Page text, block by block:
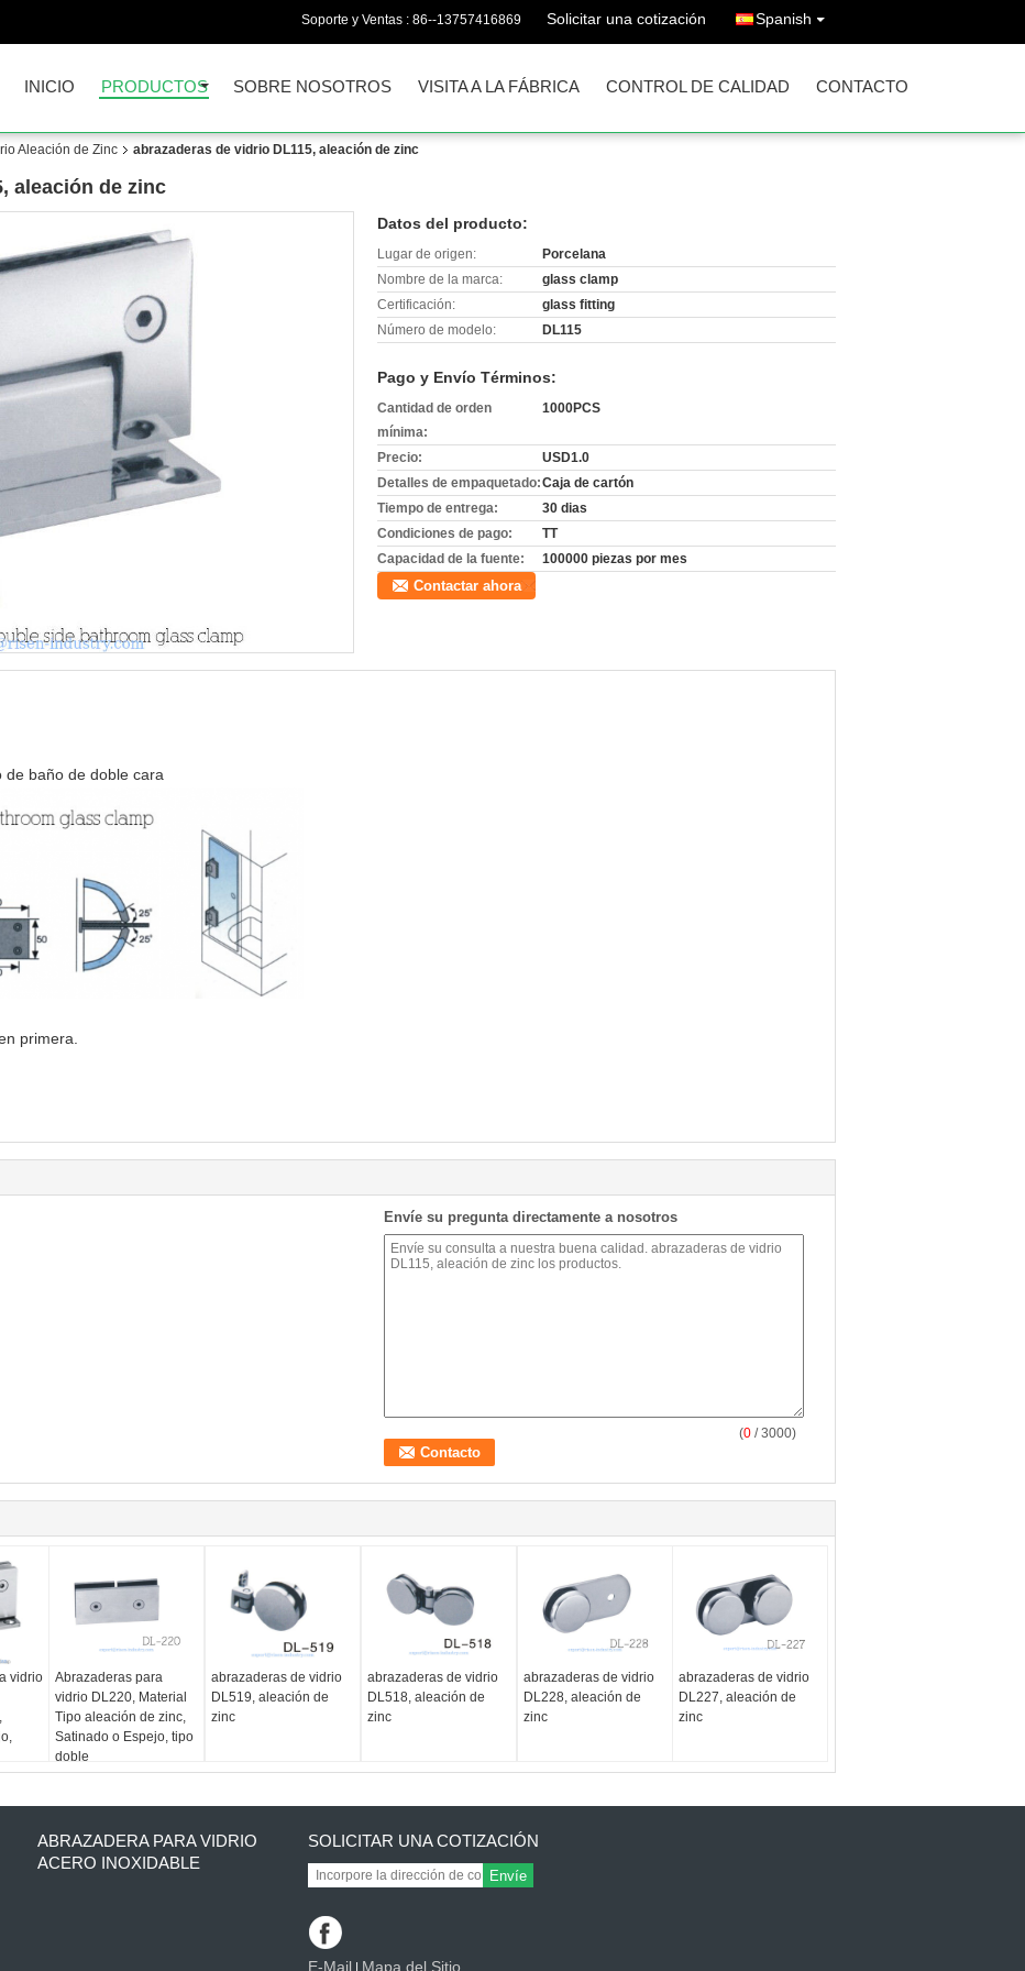
Soporte y Ventas : 86--13757416869 Solicitar una cotización Spanish
INICIO PRODUCTOS SOBRE NOSOTROS VISITA A LA FÁBRICA CONTROL DE CALIDAD CONTACTO
Aleación de Zinc abrazaderas de vidrio DL115, aleación de zinc
aleación de zinc
Datos del producto:
Lugar de origen:
Porcelana
Nombre de la marca:
glass clamp
Certificación:
glass fitting
Número de modelo:
DL115
Pago y Envío Términos:
Cantidad de orden
mínima:
1000PCS
Precio:
USD1.0
Detalles de empaquetado:Caja de cartón
Tiempo de entrega:
30 dias
Condiciones de pago:
TT
Capacidad de la fuente:
100000 piezas por mes
Contactar ahora
baño de doble cara
primera.
Envíe su pregunta directamente a nosotros
(0 / 3000)
vidrio
Abrazaderas para
vidrio DL220, Material
Tipo aleación de zinc,
Satinado o Espejo, tipo
doble
abrazaderas de vidrio
DL519, aleación de
zinc
abrazaderas de vidrio
DL518, aleación de
zinc
abrazaderas de vidrio
DL228, aleación de
zinc
abrazaderas de vidrio
DL227, aleación de
zinc
ABRAZADERA PARA VIDRIO
ACERO INOXIDABLE
SOLICITAR UNA COTIZACIÓN
Envíe
E-Mail Mapa del Sitio